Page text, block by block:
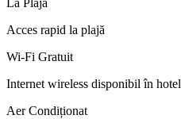
Acces rapid la plajă
Wi-Fi Gratuit
Internet wireless disponibil în hotel
Aer Condiționat